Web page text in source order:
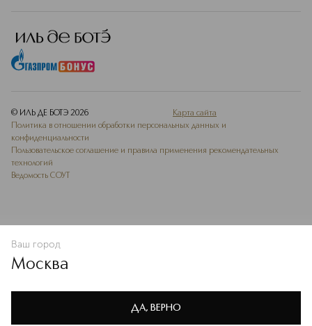
Политике конфиденциальности
В КОРЗИНУ
© ИЛЬ ДЕ БОТЭ 2026
Карта сайта
Политика в отношении обработки персональных данных и
конфиденциальности
Пользовательское соглашение и правила применения рекомендательных
технологий
Ведомость СОУТ
Ваш город
Москва
ДА, ВЕРНО